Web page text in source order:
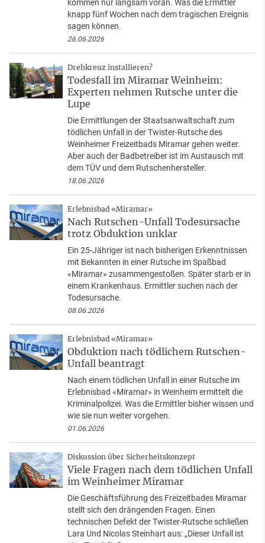
kommen nur langsam voran. Was die Ermittler
knapp fünf Wochen nach dem tragischen Ereignis
sagen können.
26.06.2026
Drehkreuz installieren?
Todesfall im Miramar Weinheim:
Experten nehmen Rutsche unter die
Lupe
Die Ermittlungen der Staatsanwaltschaft zum
tödlichen Unfall in der Twister-Rutsche des
Weinheimer Freizeitbads Miramar gehen weiter.
Aber auch der Badbetreiber ist im Austausch mit
dem TÜV und dem Rutschenhersteller.
18.06.2026
Erlebnisbad «Miramar»
Nach Rutschen-Unfall Todesursache
trotz Obduktion unklar
Ein 25-Jähriger ist nach bisherigen Erkenntnissen
mit Bekannten in einer Rutsche im Spaßbad
«Miramar» zusammengestoßen. Später starb er in
einem Krankenhaus. Ermittler suchen nach der
Todesursache.
08.06.2026
Erlebnisbad «Miramar»
Obduktion nach tödlichem Rutschen-
Unfall beantragt
Nach einem tödlichen Unfall in einer Rutsche im
Erlebnisbad «Miramar» in Weinheim ermittelt die
Kriminalpolizei. Was die Ermittler bisher wissen und
wie sie nun weiter vorgehen.
01.06.2026
Diskussion über Sicherheitskonzept
Viele Fragen nach dem tödlichen Unfall
im Weinheimer Miramar
Die Geschäftsführung des Freizeitbades Miramar
stellt sich den drängenden Fragen. Einen
technischen Defekt der Twister-Rutsche schließen
Lara Und Nicolas Steinhart aus: „Dieser Unfall ist